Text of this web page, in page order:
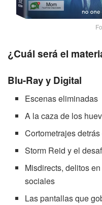
¿Cuál será el
Blu-Ray y Digital
Escenas eliminadas
A la caza de los
Cortometrajes
Storm Reid y el
Misdirects, delitos
sociales
Las pantallas que